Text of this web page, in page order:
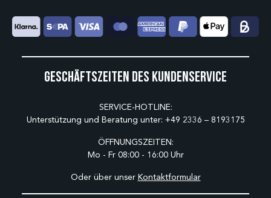
Geschäftszeiten des Kundenservice
SERVICE-HOTLINE:
Unterstützung und Beratung unter: +49 2336 – 8193175
ÖFFNUNGSZEITEN:
Mo - Fr 08:00 - 16:00 Uhr
Oder über unser Kontaktformular